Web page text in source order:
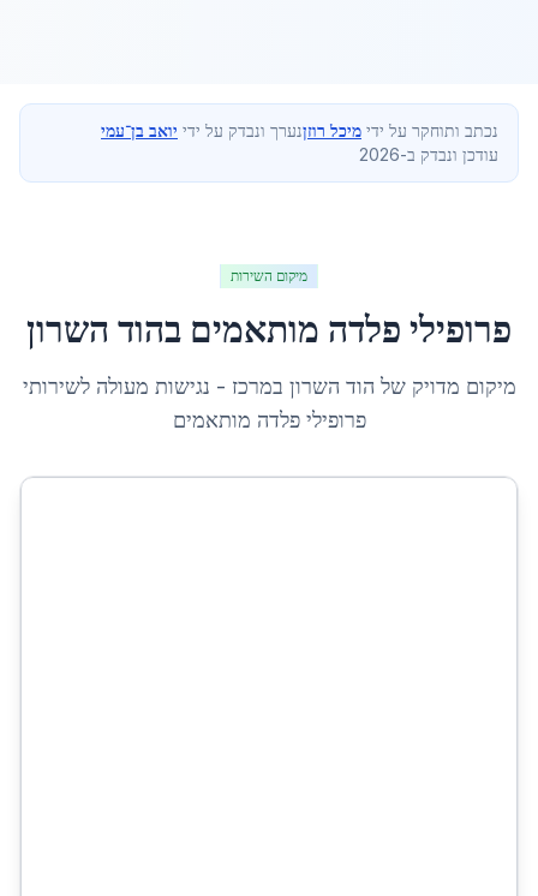
נכתב ותוחקר על ידי מיכל רוזןנערך ונבדק על ידי יואב בן־עמי
עודכן ונבדק ב-2026
מיקום השירות
פרופילי פלדה מותאמים בהוד השרון
מיקום מדויק של הוד השרון במרכז - נגישות מעולה לשירותי
פרופילי פלדה מותאמים